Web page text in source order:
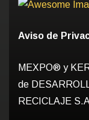
Aviso de
MEXPO® y
de
RECICLAJE